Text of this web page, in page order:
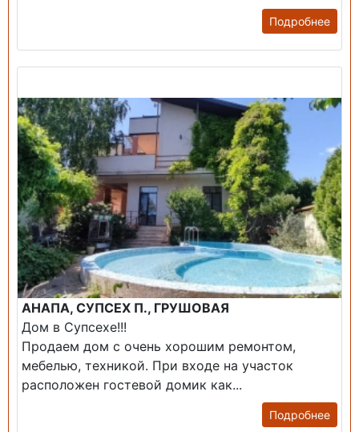
Подробнее
АНАПА, СУПСЕХ П., ГРУШОВАЯ
Дом в Супсехе!!!
Продаем дом с очень хорошим ремонтом,
мебелью, техникой. При входе на участок
расположен гостевой домик как...
Подробнее